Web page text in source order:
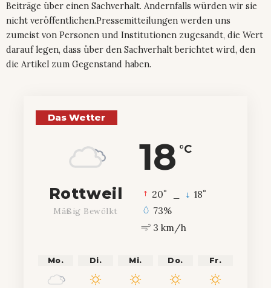
Beiträge über einen Sachverhalt. Andernfalls würden wir sie
nicht veröffentlichen.Pressemitteilungen werden uns
zumeist von Personen und Institutionen zugesandt, die Wert
darauf legen, dass über den Sachverhalt berichtet wird, den
die Artikel zum Gegenstand haben.
Das Wetter
18 °C
Rottweil
Mäßig Bewölkt
20° 18°
73%
3 km/h
Mo. Di. Mi. Do. Fr.